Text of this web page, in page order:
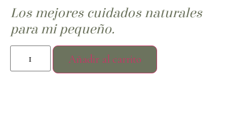
Los mejores cuidados naturales
para mi pequeño.
Añadir al carrito